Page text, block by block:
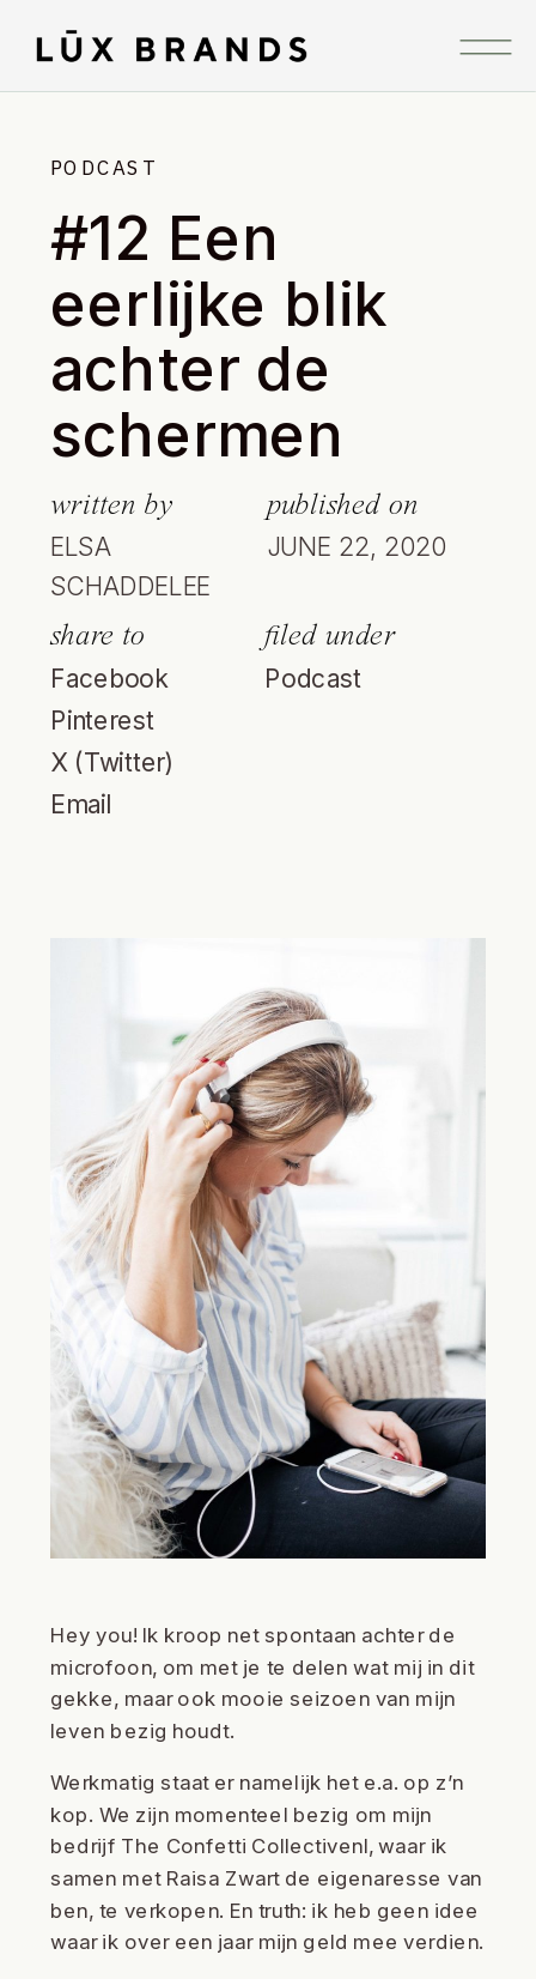
PODCAST
#12 Een
eerlijke blik
achter de
schermen
written by
ELSA
SCHADDELEE
published on
JUNE 22, 2020
share to
Facebook
Pinterest
X (Twitter)
Email
filed under
Podcast
Hey you! Ik kroop net spontaan achter de
microfoon, om met je te delen wat mij in dit
gekke, maar ook mooie seizoen van mijn
leven bezig houdt.
Werkmatig staat er namelijk het e.a. op z’n
kop. We zijn momenteel bezig om mijn
bedrijf The Confetti Collectivenl, waar ik
samen met Raisa Zwart de eigenaresse van
ben, te verkopen. En truth: ik heb geen idee
waar ik over een jaar mijn geld mee verdien.